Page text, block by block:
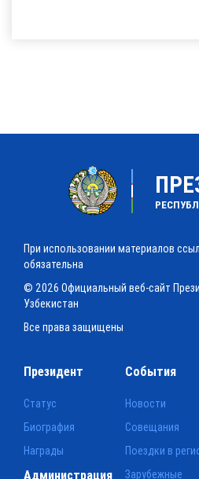
При использовании материалов
обязательна
© 2026 Официальный веб-сайт
Узбекистан
Все права защищены
Президент
Статус
Биография
Награды
События
Новости
Совещания
Поездки в
Зарубежные
Администрация